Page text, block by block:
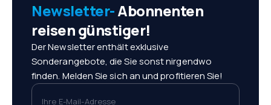
Newsletter-Abonnenten
reisen günstiger!
Der Newsletter enthält exklusive
Sonderangebote, die Sie sonst nirgendwo
finden. Melden Sie sich an und profitieren Sie!
Ihre E-Mail-Adresse